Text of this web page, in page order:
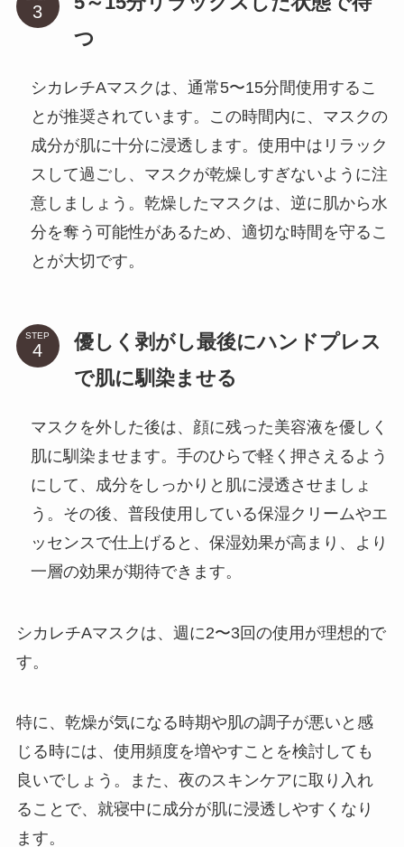
つ
シカレチAマスクは、通常5〜15分間使用するこ
とが推奨されています。この時間内に、マスクの
成分が肌に十分に浸透します。使用中はリラック
スして過ごし、マスクが乾燥しすぎないように注
意しましょう。乾燥したマスクは、逆に肌から水
分を奪う可能性があるため、適切な時間を守るこ
とが大切です。
STEP
優しく剥がし最後にハンドプレス
で肌に馴染ませる
マスクを外した後は、顔に残った美容液を優しく
肌に馴染ませます。手のひらで軽く押さえるよう
にして、成分をしっかりと肌に浸透させましょ
う。その後、普段使用している保湿クリームやエ
ッセンスで仕上げると、保湿効果が高まり、より
一層の効果が期待できます。
シカレチAマスクは、週に2〜3回の使用が理想的で
す。
特に、乾燥が気になる時期や肌の調子が悪いと感
じる時には、使用頻度を増やすことを検討しても
良いでしょう。また、夜のスキンケアに取り入れ
ることで、就寝中に成分が肌に浸透しやすくなり
ます。